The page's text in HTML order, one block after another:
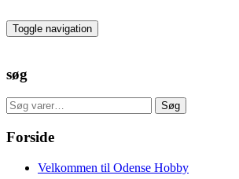
to
the
Toggle navigation
søg
Søg
efter:
Søg
Forside
Velkommen til Odense Hobby